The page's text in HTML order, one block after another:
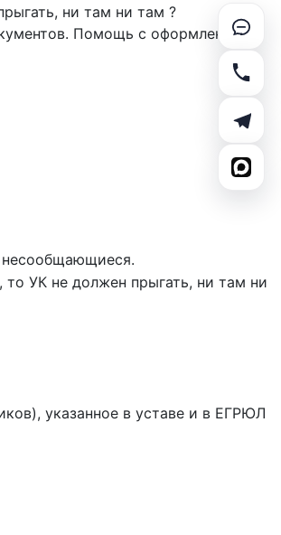
ни там ни там ?
Помощь с оформлением
несообщающиеся.
УК не должен прыгать, ни там ни
указанное в уставе и в ЕГРЮЛ